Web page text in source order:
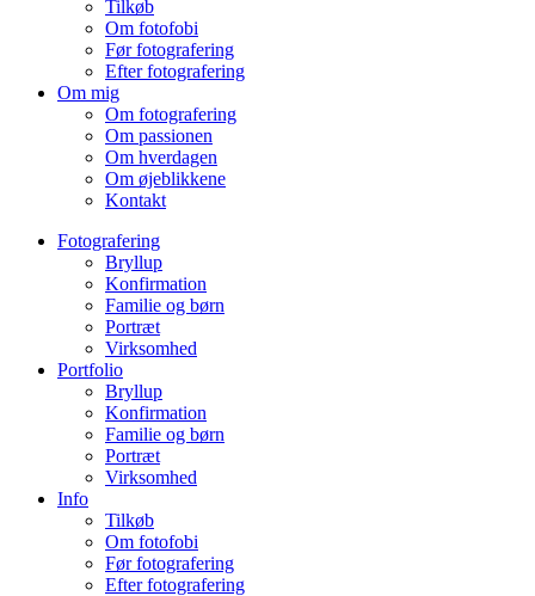
Tilkøb
Om fotofobi
Før fotografering
Efter fotografering
Om mig
Om fotografering
Om passionen
Om hverdagen
Om øjeblikkene
Kontakt
Fotografering
Bryllup
Konfirmation
Familie og børn
Portræt
Virksomhed
Portfolio
Bryllup
Konfirmation
Familie og børn
Portræt
Virksomhed
Info
Tilkøb
Om fotofobi
Før fotografering
Efter fotografering